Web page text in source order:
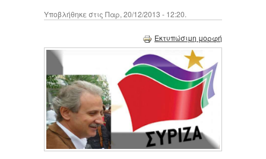
Υποβλήθηκε στις Παρ, 20/12/2013 - 12:20.
Εκτυπώσιμη μορφή